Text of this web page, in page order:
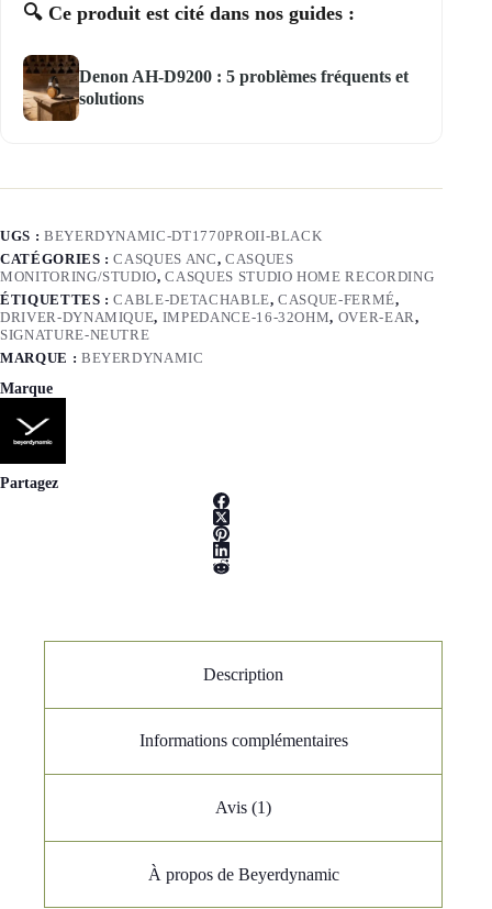
🔍 Ce produit est cité dans nos guides :
Denon AH-D9200 : 5 problèmes fréquents et
solutions
UGS : BEYERDYNAMIC-DT1770PROII-BLACK
CATÉGORIES :CASQUES ANC, CASQUES
MONITORING/STUDIO,CASQUES STUDIO HOME RECORDING
ÉTIQUETTES :CABLE-DETACHABLE,CASQUE-FERMÉ,
DRIVER-DYNAMIQUE, IMPEDANCE-16-32OHM, OVER-EAR,
SIGNATURE-NEUTRE
MARQUE : BEYERDYNAMIC
Marque
Partagez
Description
Informations complémentaires
Avis (1)
À propos de Beyerdynamic